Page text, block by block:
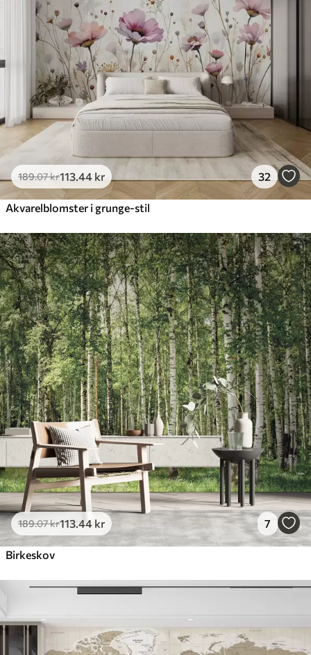
189.07kr113 .44 kr 32
Akvarelblomster i grunge-stil
189.07kr113 .44 kr 7
Birkeskov